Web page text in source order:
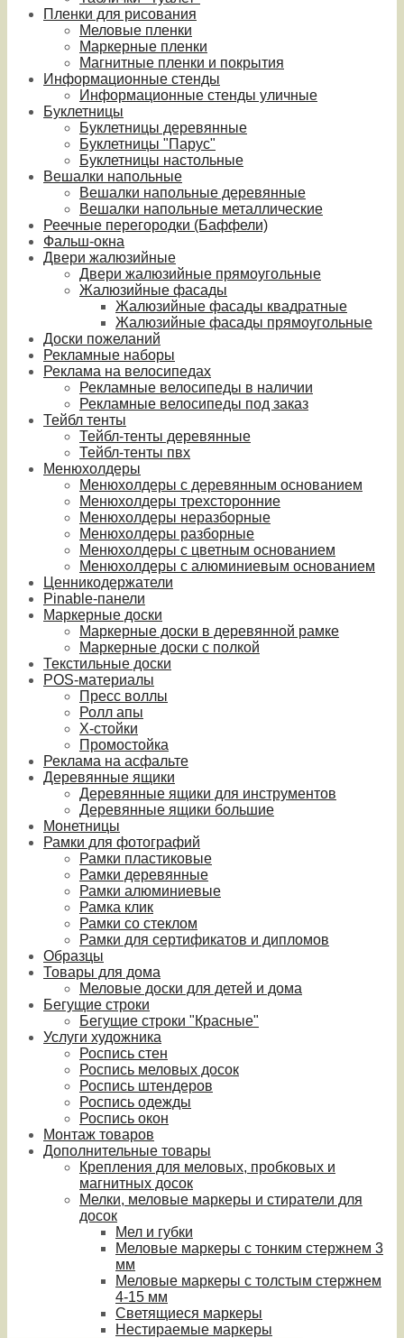
Пленки для рисования
Меловые пленки
Маркерные пленки
Магнитные пленки и покрытия
Информационные стенды
Информационные стенды уличные
Буклетницы
Буклетницы деревянные
Буклетницы "Парус"
Буклетницы настольные
Вешалки напольные
Вешалки напольные деревянные
Вешалки напольные металлические
Реечные перегородки (Баффели)
Фальш-окна
Двери жалюзийные
Двери жалюзийные прямоугольные
Жалюзийные фасады
Жалюзийные фасады квадратные
Жалюзийные фасады прямоугольные
Доски пожеланий
Рекламные наборы
Реклама на велосипедах
Рекламные велосипеды в наличии
Рекламные велосипеды под заказ
Тейбл тенты
Тейбл-тенты деревянные
Тейбл-тенты пвх
Менюхолдеры
Менюхолдеры с деревянным основанием
Менюхолдеры трехсторонние
Менюхолдеры неразборные
Менюхолдеры разборные
Менюхолдеры с цветным основанием
Менюхолдеры с алюминиевым основанием
Ценникодержатели
Pinable-панели
Маркерные доски
Маркерные доски в деревянной рамке
Маркерные доски с полкой
Текстильные доски
POS-материалы
Пресс воллы
Ролл апы
Х-стойки
Промостойка
Реклама на асфальте
Деревянные ящики
Деревянные ящики для инструментов
Деревянные ящики большие
Монетницы
Рамки для фотографий
Рамки пластиковые
Рамки деревянные
Рамки алюминиевые
Рамка клик
Рамки со стеклом
Рамки для сертификатов и дипломов
Образцы
Товары для дома
Меловые доски для детей и дома
Бегущие строки
Бегущие строки "Красные"
Услуги художника
Роспись стен
Роспись меловых досок
Роспись штендеров
Роспись одежды
Роспись окон
Монтаж товаров
Дополнительные товары
Крепления для меловых, пробковых и
магнитных досок
Мелки, меловые маркеры и стиратели для
досок
Мел и губки
Меловые маркеры с тонким стержнем 3
мм
Меловые маркеры с толстым стержнем
4-15 мм
Светящиеся маркеры
Нестираемые маркеры